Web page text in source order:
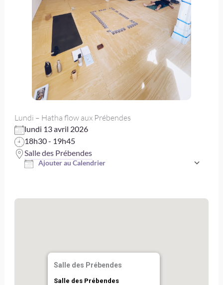
Lundi – Hatha flow aux Prébendes
lundi 13 avril 2026
18h30 - 19h45
Salle des Prébendes
Ajouter au Calendrier
Salle des Prébendes
Salle des Prébendes